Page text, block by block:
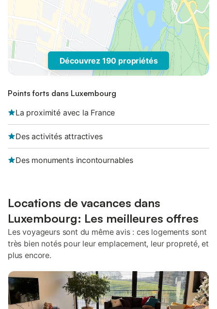
Découvrez 190 propriétés
Points forts dans Luxembourg
La proximité avec la France
Des activités attractives
Des monuments incontournables
Locations de vacances dans
Luxembourg: Les meilleures offres
Les voyageurs sont du même avis : ces logements sont
très bien notés pour leur emplacement, leur propreté, et
plus encore.